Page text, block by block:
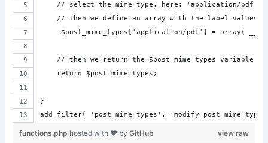
    // select the mime type, here: 'application/pdf'
    // then we define an array with the label values
$post_mime_types['application/pdf'] = array(
    // then we return the $post_mime_types variable
    return $post_mime_types;
}
add_filter( 'post_mime_types',
view raw
functions.php hosted with ❤ byGitHub